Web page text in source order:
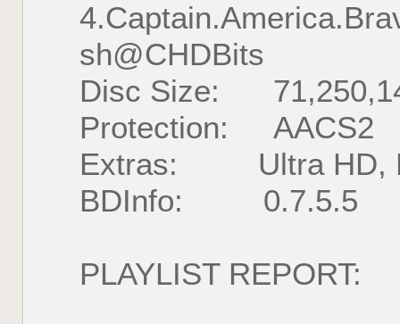
sh@CHDBits
Disc Size:
Protection: AACS2
Extras: Ultra HD,
BDInfo: 0.7.5.5
PLAYLIST REPORT: